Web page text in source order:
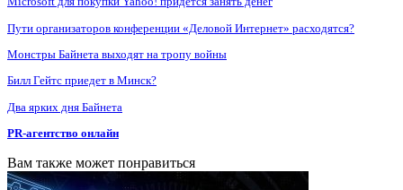
Пути организаторов конференции «Деловой Интернет» расходятся?
Монстры Байнета выходят на тропу войны
Билл Гейтс приедет в Минск?
Два ярких дня Байнета
PR-агентство онлайн
Вам также может понравиться